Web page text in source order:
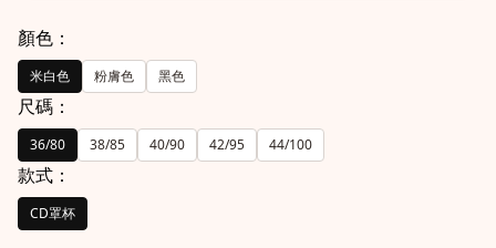
顏色：
米白色 粉膚色 黑色
尺碼：
36/80 38/85 40/90 42/95 44/100
款式：
CD罩杯